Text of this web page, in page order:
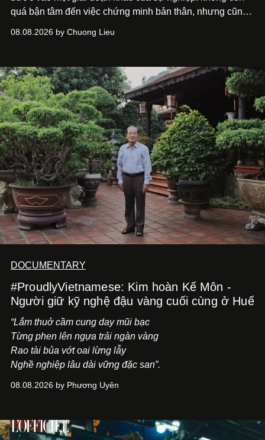
quá bận tâm đến việc chứng minh bản thân, nhưng cũng
phim điện ảnh trong nửa đầu 2026 đến hành trình trở lại
bằng một tâm thế điềm tĩnh hơn. Anh tiếp tục học hỏi, trau
dồi và chờ đợi những vai diễn đủ sức đưa mình đến
những vùng đất mới. Ở tuổi ngoài 30, điều anh theo đuổi
không phải những đích đến quá lớn, mà là khả năng luôn
tiến về phía trước.
08.08.2026 by Chuong Lieu
DOCUMENTARY
#ProudlyVietnamese: Kim hoàn Kế Môn -
Người giữ kỹ nghệ đậu vàng cuối cùng ở Huế
“Lắm thuở cầm cung day mũi bạc
Từng phen lên ngựa trải ngàn vàng
Rao tài bủa vớt oai lừng lẫy
Nghề nghiệp lâu dài vững đặc san”.
08.08.2026 by Phương Uyên